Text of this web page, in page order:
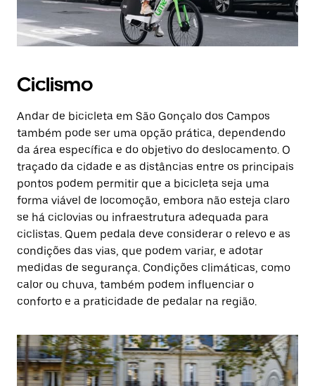
Ciclismo
Andar de bicicleta em São Gonçalo dos Campos
também pode ser uma opção prática, dependendo
da área específica e do objetivo do deslocamento. O
traçado da cidade e as distâncias entre os principais
pontos podem permitir que a bicicleta seja uma
forma viável de locomoção, embora não esteja claro
se há ciclovias ou infraestrutura adequada para
ciclistas. Quem pedala deve considerar o relevo e as
condições das vias, que podem variar, e adotar
medidas de segurança. Condições climáticas, como
calor ou chuva, também podem influenciar o
conforto e a praticidade de pedalar na região.